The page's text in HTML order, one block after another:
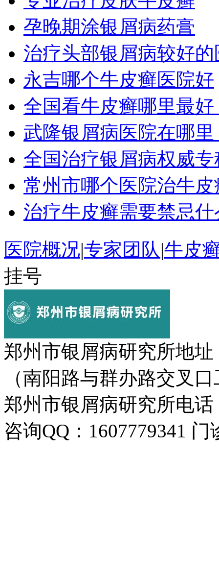
孕晚期涂银屑病药膏
治疗头部银屑病较好的
永吉哪个牛皮癣医院好
全国看牛皮癣哪里最
武隆银屑病医院在哪
全国治疗银屑病权威
常州市哪个医院治牛皮
治疗牛皮癣需要禁忌什
医院概况|专家团队 |牛皮
挂号
郑州市银屑病研究所地
（南阳路与群办路交叉
郑州市银屑病研究所电话
咨询QQ：1607779341